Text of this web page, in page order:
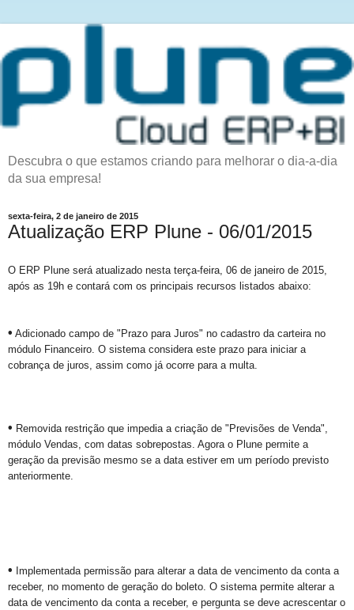
Descubra o que estamos criando para melhorar o dia-a-dia
da sua empresa!
sexta-feira, 2 de janeiro de 2015
Atualização ERP Plune - 06/01/2015
O ERP Plune será atualizado nesta terça-feira, 06 de janeiro de 2015,
após as 19h e contará com os principais recursos listados abaixo:
• Adicionado campo de "Prazo para Juros" no cadastro da carteira no
módulo Financeiro. O sistema considera este prazo para iniciar a
cobrança de juros, assim como já ocorre para a multa.
• Removida restrição que impedia a criação de "Previsões de Venda",
módulo Vendas, com datas sobrepostas. Agora o Plune permite a
geração da previsão mesmo se a data estiver em um período previsto
anteriormente.
• Implementada permissão para alterar a data de vencimento da conta a
receber, no momento de geração do boleto. O sistema permite alterar a
data de vencimento da conta a receber, e pergunta se deve acrescentar o